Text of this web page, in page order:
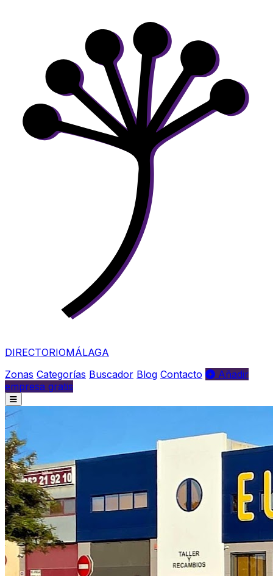
DIRECTORIOMÁLAGA
Zonas Categorías Buscador Blog Contacto
Añadir
empresa gratis